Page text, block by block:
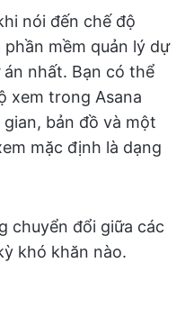
nói đến chế độ
phần mềm quản lý dự
nhất. Bạn có thể
xem trong Asana
bản đồ và một
mặc định là dạng
chuyển đổi giữa các
khó khăn nào.